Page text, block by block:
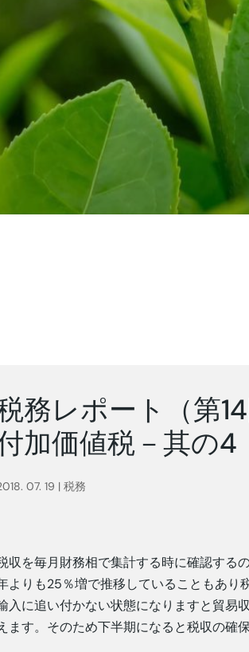
務レポート（第14
加価値税－其の4
07. 19 | 税務
収を毎月財務相で集計する時に確認する
よりも25％増で推移していることもあり
入に追い付かない状態になりますと貿易
ます。そのため下半期になると税収の確